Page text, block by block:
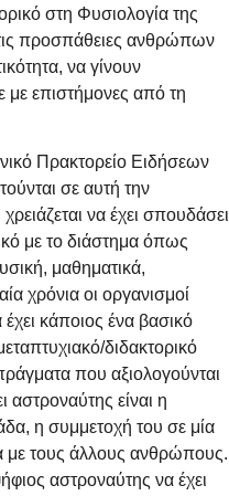
στη Φυσιολογία της
προσπάθειες ανθρώπων
να γίνουν
επιστήμονες από τη
Πρακτορείο Ειδήσεων
σε αυτή την
να έχει σπουδάσει
με το διάστημα όπως
μαθηματικά,
χρόνια οι οργανισμοί
κάποιος ένα βασικό
διδακτορικό
που αξιολογούνται
αστροναύτης είναι η
η συμμετοχή του σε μία
με τους άλλους ανθρώπους.
αστροναύτης να έχει